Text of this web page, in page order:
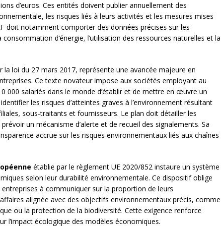
d’euros. Ces entités doivent publier annuellement des
les risques liés à leurs activités et les mesures mises
doit notamment comporter des données précises sur les
d’énergie, l’utilisation des ressources naturelles et la
la loi du 27 mars 2017, représente une avancée majeure en
Ce texte novateur impose aux sociétés employant au
000 salariés dans le monde d’établir et de mettre en œuvre un
les risques d’atteintes graves à l’environnement résultant
sous-traitants et fournisseurs. Le plan doit détailler les
un mécanisme d’alerte et de recueil des signalements. Sa
accrue sur les risques environnementaux liés aux chaînes
établie par le règlement UE 2020/852 instaure un système
selon leur durabilité environnementale. Ce dispositif oblige
à communiquer sur la proportion de leurs
alignée avec des objectifs environnementaux précis, comme
ou la protection de la biodiversité. Cette exigence renforce
l’impact écologique des modèles économiques.